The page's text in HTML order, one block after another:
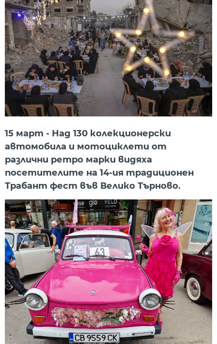
15 март - Над 130 колекционерски
автомобила и мотоциклети от
различни ретро марки видяха
посетителите на 14-ия традиционен
Трабант фест във Велико Търново.